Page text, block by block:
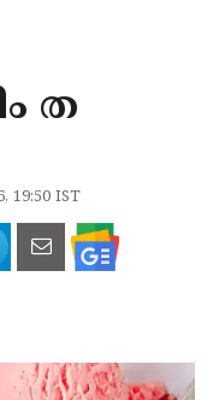
ത
19:50 IST